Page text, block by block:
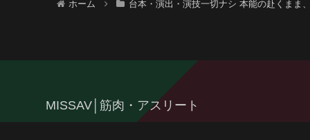
ホーム 台本・演出・演技一切ナシ 本能の赴くまま
MISSAV│筋肉・アスリート